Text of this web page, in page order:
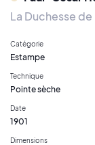
La Duchesse
Catégorie
Estampe
Technique
Pointe sèche
Date
1901
Dimensions